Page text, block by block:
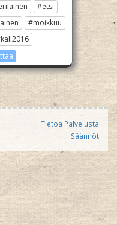
#etsi
#moikkuu
Tietoa Palvelusta
Säännöt